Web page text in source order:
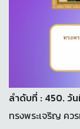
ลำดับที่ : 450. วัน
ทรงพระเจริญ คว